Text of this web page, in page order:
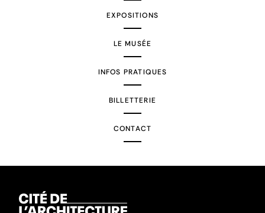
EXPOSITIONS
LE MUSÉE
INFOS PRATIQUES
BILLETTERIE
CONTACT